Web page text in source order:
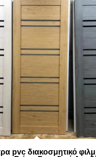
pvc διακοσμητικό φιλμ